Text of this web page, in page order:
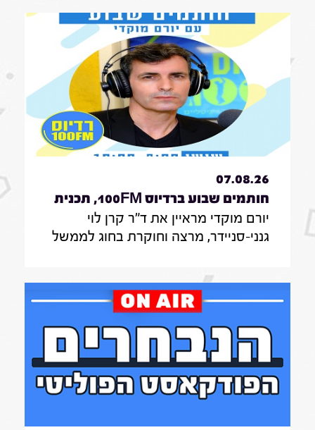
07.08.26
חותמים שבוע ברדיוס 100FM, תכנית
330, 07 באוגוסט 2026
יורם מוקדי מראיין את ד"ר קרן לוי
גנני-סניידר, מרצה וחוקרת בחוג לממשל
הרב-תחומי ירושלים, אודות סקר על
אי-הישארותם של אזרחים ללא חשמל
בעת איום בטחוני; לילך סיגן, חוקרת
תקשורת באונ' בר אילן, על מחקר חדש
על הדרך שבה הניו יורק טיימס דיווח על
אבדות בעזה במהלך שנתיים של מלחמה;
נדבר גם עם כרם נבו, סמנכ"לית צמיחה
ברשות החדשנות על המסלול המהיר של